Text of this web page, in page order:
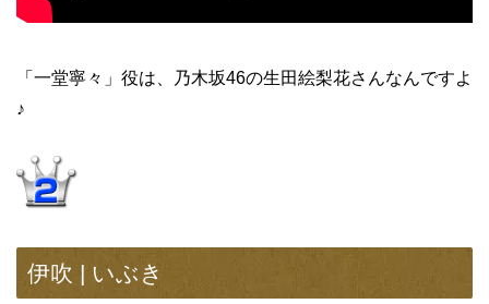
「一堂寧々」役は、乃木坂46の生田絵梨花さんなんですよ
♪
伊吹 | いぶき